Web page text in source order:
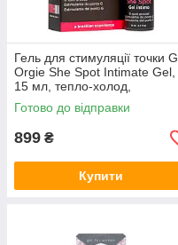
Гель для стимуляції точки G
Orgie She Spot Intimate Gel,
15 мл, тепло-холод,
віброефект
Готово до відправки
899 ₴
Купити